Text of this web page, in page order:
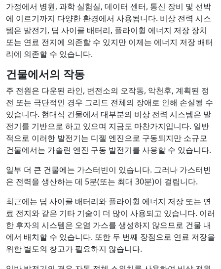
가정에서 병원, 과학 실험실, 데이터 센터, 통신 장비 및 선박
에 이르기까지 다양한 환경에서 사용됩니다. 비상 전력 시스
템은 발전기, 딥 사이클 배터리, 플라이휠 에너지 저장 장치
또는 연료 전지에 의존할 수 있지만 이제는 에너지 저장 배터
리에 의존할 수 있습니다.
건물에서의 작동
주 전원은 다운된 라인, 변전소의 오작동, 악천후, 계획된 정
전 또는 극단적인 경우 그리드 전체의 장애로 인해 손실될 수
있습니다. 현대식 건물에서 대부분의 비상 전력 시스템은 발
전기를 기반으로 하고 있으며 지금도 마찬가지입니다. 일반
적으로 이러한 발전기는 디젤 엔진으로 구동되지만 소규모
건물에서는 가솔린 엔진 구동 발전기를 사용할 수 있습니다.
일부 더 큰 건물에는 가스터빈이 있습니다. 그러나 가스터빈
은 전력을 생산하는 데 5분(또는 최대 30분)이 걸립니다.
최근에는 딥 사이클 배터리와 플라이휠 에너지 저장 또는 연
료 전지와 같은 기타 기술이 더 많이 사용되고 있습니다. 이러
한 후자의 시스템은 오염 가스를 생성하지 않으므로 건물 내
에서 배치할 수 있습니다. 또한 두 번째 장점으로 연료 저장을
위한 별도의 창고가 필요하지 않습니다.